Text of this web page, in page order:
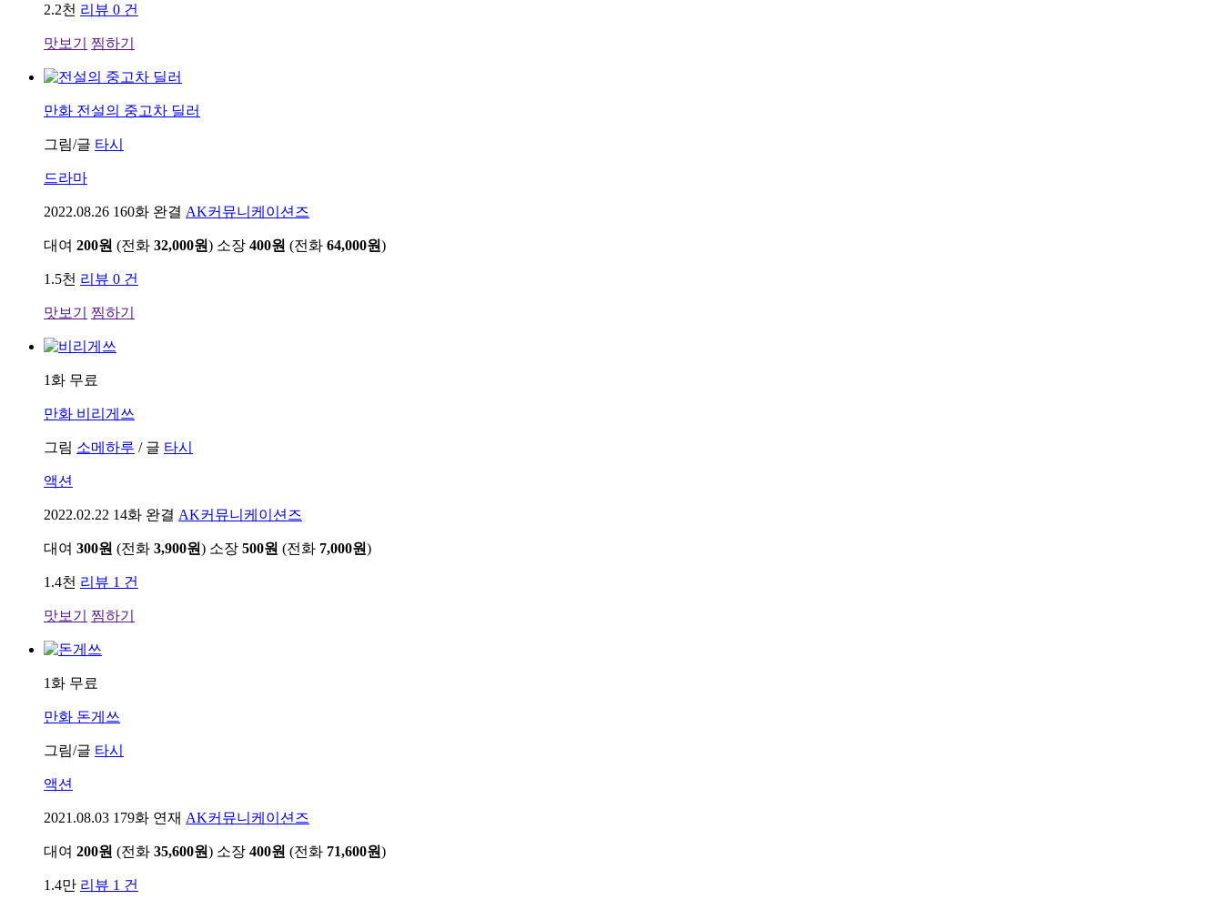
2.2천 리뷰 0 건
맛보기 찜하기
만화 전설의 중고차 딜러
그림/글 타시
드라마
2022.08.26 160화 완결 AK커뮤니케이션즈
대여 200원 (전화 32,000원) 소장 400원 (전화 64,000원)
1.5천 리뷰 0 건
맛보기 찜하기
1화 무료
만화 비리게쓰
그림 소메하루 / 글 타시
액션
2022.02.22 14화 완결 AK커뮤니케이션즈
대여 300원 (전화 3,900원) 소장 500원 (전화 7,000원)
1.4천 리뷰 1 건
맛보기 찜하기
1화 무료
만화 돈게쓰
그림/글 타시
액션
2021.08.03 179화 연재 AK커뮤니케이션즈
대여 200원 (전화 35,600원) 소장 400원 (전화 71,600원)
1.4만 리뷰 1 건